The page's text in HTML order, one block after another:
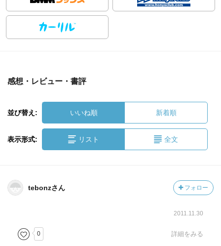
感想・レビュー・書評
並び替え: いいね順 新着順
表示形式: リスト 全文
tebonzさん フォロー
2011.11.30
0 詳細をみる